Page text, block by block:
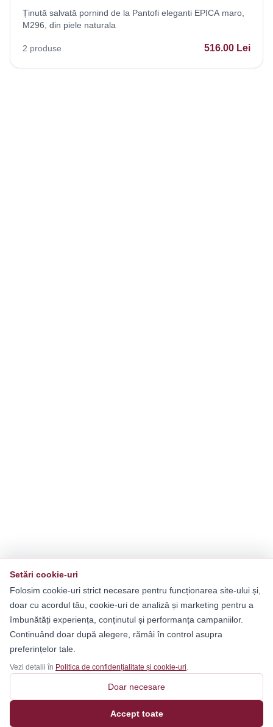
Ținută salvată pornind de la Pantofi eleganti EPICA maro,
M296, din piele naturala
2 produse 516.00 Lei
Setări cookie-uri
Folosim cookie-uri strict necesare pentru funcționarea site-ului și,
doar cu acordul tău, cookie-uri de analiză și marketing pentru a
îmbunătăți experiența, conținutul și performanța campaniilor.
Continuând doar după alegere, rămâi în control asupra
preferințelor tale.
Vezi detalii în Politica de confidențialitate și cookie-uri.
Doar necesare
Accept toate